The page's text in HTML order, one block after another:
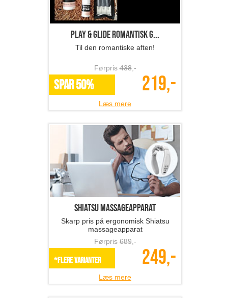
Play & Glide romantisk g...
Til den romantiske aften!
Førpris438,-
SPAR 50% 219,-
Læs mere
Shiatsu massageapparat
Skarp pris på ergonomisk Shiatsu
massageapparat
Førpris689,-
*Flere varianter 249,-
Læs mere